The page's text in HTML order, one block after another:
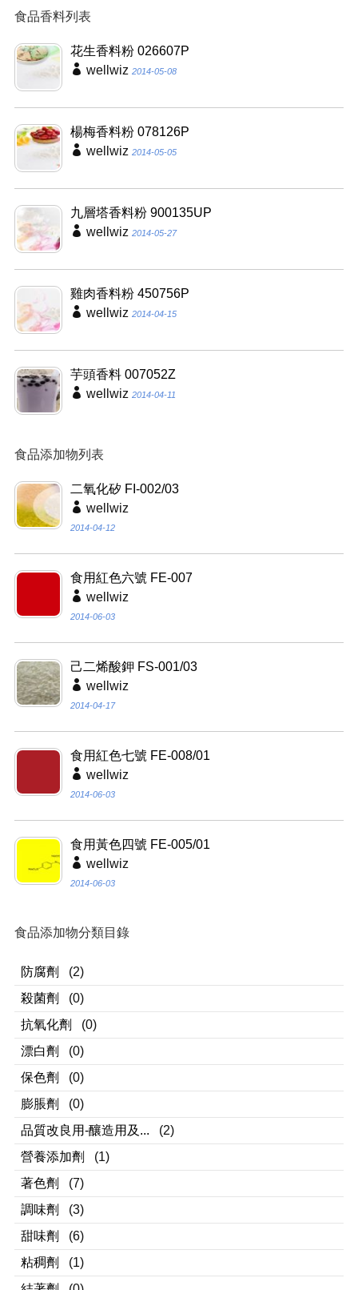
食品香料列表
花生香料粉 026607P
wellwiz 2014-05-08
楊梅香料粉 078126P
wellwiz 2014-05-05
九層塔香料粉 900135UP
wellwiz 2014-05-27
雞肉香料粉 450756P
wellwiz 2014-04-15
芋頭香料 007052Z
wellwiz 2014-04-11
食品添加物列表
二氧化矽 FI-002/03
wellwiz
2014-04-12
食用紅色六號 FE-007
wellwiz
2014-06-03
己二烯酸鉀 FS-001/03
wellwiz
2014-04-17
食用紅色七號 FE-008/01
wellwiz
2014-06-03
食用黃色四號 FE-005/01
wellwiz
2014-06-03
食品添加物分類目錄
防腐劑
(2)
殺菌劑
(0)
抗氧化劑
(0)
漂白劑
(0)
保色劑
(0)
膨脹劑
(0)
品質改良用-釀造用及...
(2)
營養添加劑
(1)
著色劑
(7)
調味劑
(3)
甜味劑
(6)
粘稠劑
(1)